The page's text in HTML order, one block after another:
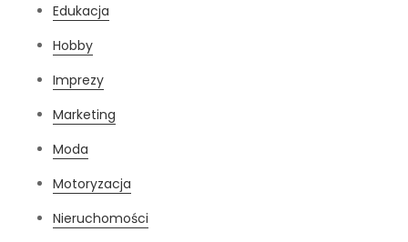
Edukacja
Hobby
Imprezy
Marketing
Moda
Motoryzacja
Nieruchomości